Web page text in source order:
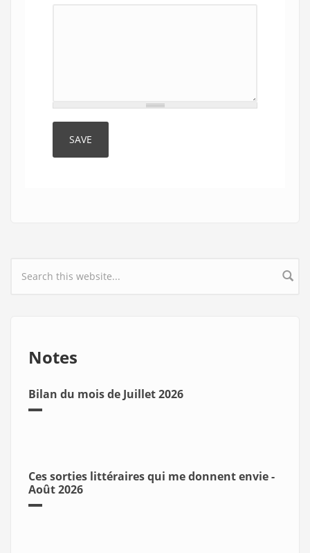
Search form
Notes
Bilan du mois de Juillet 2026
Ces sorties littéraires qui me donnent envie -
Août 2026